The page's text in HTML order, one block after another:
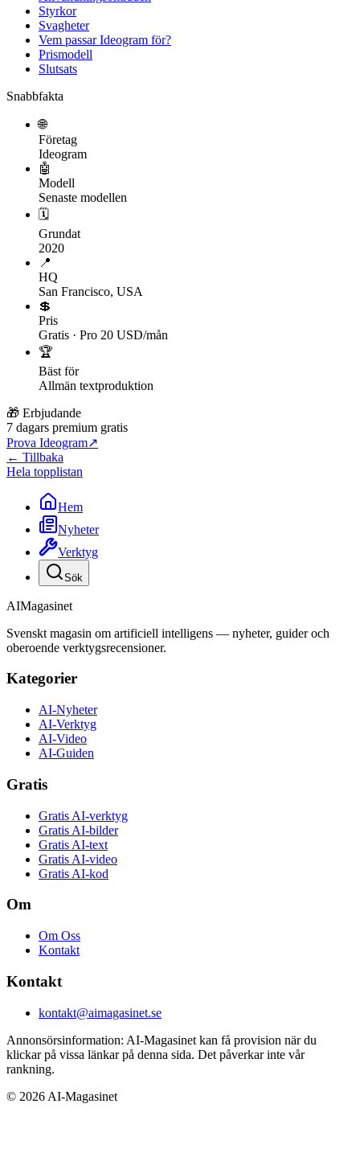
Styrkor
Svagheter
Vem passar Ideogram för?
Prismodell
Slutsats
Snabbfakta
🌐
Företag
Ideogram
🤖
Modell
Senaste modellen
🗓
Grundat
2020
📍
HQ
San Francisco, USA
💲
Pris
Gratis · Pro 20 USD/mån
🏆
Bäst för
Allmän textproduktion
🎁 Erbjudande
7 dagars premium gratis
Prova Ideogram↗
← Tillbaka
Hela topplistan
Hem
Nyheter
Verktyg
Sök
AIMagasinet
Svenskt magasin om artificiell intelligens — nyheter, guider och
oberoende verktygsrecensioner.
Kategorier
AI-Nyheter
AI-Verktyg
AI-Video
AI-Guiden
Gratis
Gratis AI-verktyg
Gratis AI-bilder
Gratis AI-text
Gratis AI-video
Gratis AI-kod
Om
Om Oss
Kontakt
Kontakt
kontakt@aimagasinet.se
Annonsörsinformation: AI-Magasinet kan få provision när du
klickar på vissa länkar på denna sida. Det påverkar inte vår
rankning.
© 2026 AI-Magasinet